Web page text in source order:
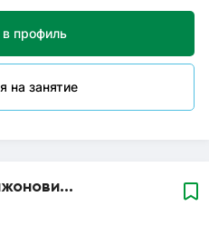
профиль
на занятие
работе я уделяю особое
в обучении.
используя современные
индивидуальные
квалификации, чтобы быть в
подход к каждому